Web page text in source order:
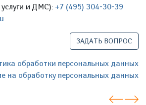
и ДМС): +7 (495) 304-30-39
ЗАДАТЬ ВОПРОС
обработки персональных данных
на обработку персональных данных